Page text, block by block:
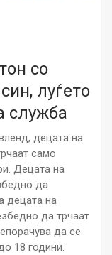
со
луѓето
служба
децата на
само
Децата на
да
децата на
да трчаат
да се
18 години.